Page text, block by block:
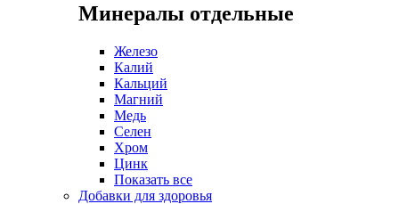
Минералы отдельные
Железо
Калий
Кальций
Магний
Медь
Селен
Хром
Цинк
Показать все
Добавки для здоровья